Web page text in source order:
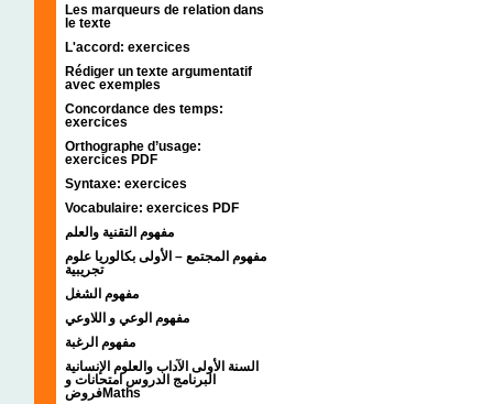
Les marqueurs de relation dans
le texte
L'accord: exercices
Rédiger un texte argumentatif
avec exemples
Concordance des temps:
exercices
Orthographe d’usage:
exercices PDF
Syntaxe: exercices
Vocabulaire: exercices PDF
مفهوم التقنية والعلم
مفهوم المجتمع – الأولى بكالوريا علوم
تجريبية
مفهوم الشغل
مفهوم الوعي و اللاوعي
مفهوم الرغبة
السنة الأولى الآداب والعلوم الإنسانية
البرنامج الدروس امتحانات و
فروضMaths